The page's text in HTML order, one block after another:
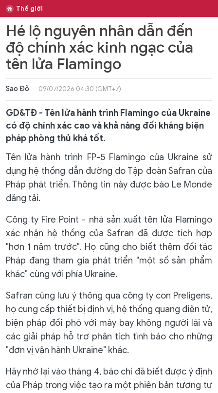
Thế giới
Hé lộ nguyên nhân dẫn đến
độ chính xác kinh ngạc của
tên lửa Flamingo
Sao Đỏ 09/07/2026 04:30 (GMT+7)
GD&TĐ - Tên lửa hành trình Flamingo của Ukraine
có độ chính xác cao và khả năng đối kháng biện
pháp phòng thủ khá tốt.
Tên lửa hành trình FP-5 Flamingo của Ukraine sử
dụng hệ thống dẫn đường do Tập đoàn Safran của
Pháp phát triển. Thông tin này được báo Le Monde
đăng tải.
Công ty Fire Point - nhà sản xuất tên lửa Flamingo
xác nhận hệ thống của Safran đã được tích hợp
"hơn 1 năm trước". Họ cũng cho biết thêm đối tác
Pháp đang tham gia phát triển "một số sản phẩm
khác" cùng với phía Ukraine.
Safran cũng lưu ý thông qua công ty con Preligens,
họ cung cấp thiết bị định vị, hệ thống quang điện tử,
biện pháp đối phó với máy bay không người lái và
các giải pháp hỗ trợ phân tích tình báo cho những
"đơn vị vận hành Ukraine" khác.
Hãy nhớ lại vào tháng 4, báo chí đã biết được ý định
của Pháp trong việc tạo ra một phiên bản tương tự